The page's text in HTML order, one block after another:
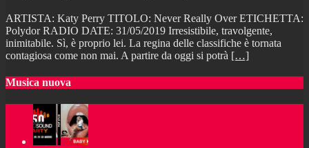
ARTISTA: Katy Perry TITOLO: Never Really Over ETICHETTA:
Polydor RADIO DATE: 31/05/2019 Irresistibile, travolgente,
inimitabile. Sì, è proprio lei. La regina delle classifiche è tornata
contagiosa come non mai. A partire da oggi si potrà […]
Musica nuova